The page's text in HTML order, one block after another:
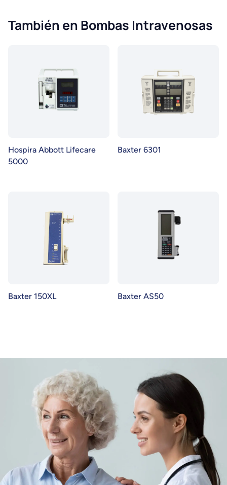
También en Bombas Intravenosas
Hospira Abbott Lifecare
5000
Baxter 6301
Baxter 150XL Baxter AS50